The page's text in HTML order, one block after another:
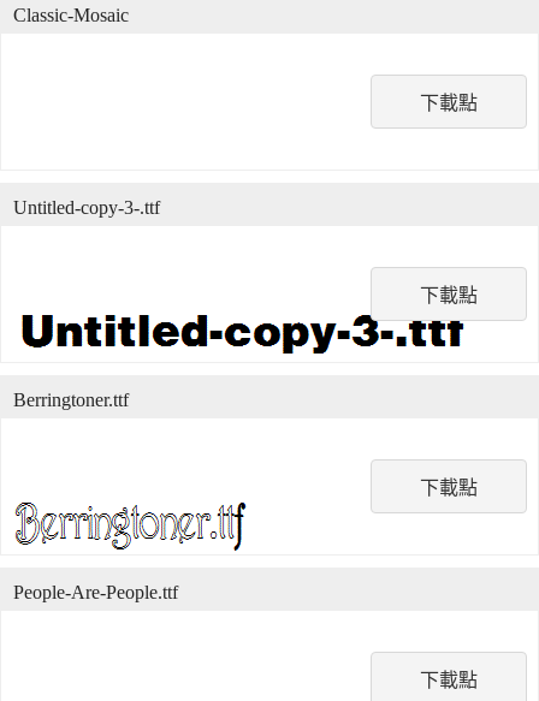
下載點
Classic-Mosaic
下載點
Untitled-copy-3-.ttf
下載點
Berringtoner.ttf
下載點
People-Are-People.ttf